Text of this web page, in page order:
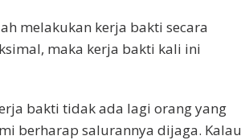
melakukan kerja bakti secara
maka kerja bakti kali ini
bakti tidak ada lagi orang yang
berharap salurannya dijaga. Kalau